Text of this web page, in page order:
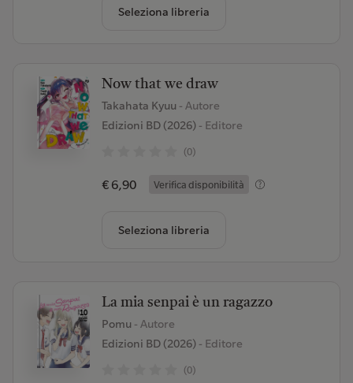
Seleziona libreria
Now that we draw
Takahata Kyuu - Autore
Edizioni BD (2026)- Editore
(0)
€ 6,90 Verifica disponibilità
Seleziona libreria
La mia senpai è un ragazzo
Pomu - Autore
Edizioni BD (2026)- Editore
(0)